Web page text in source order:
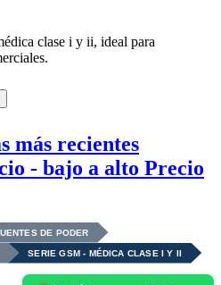
clase i y ii, ideal para
más recientes
- bajo a alto Precio
DE PODER
SERIE GSM - MÉDICA CLASE I Y II